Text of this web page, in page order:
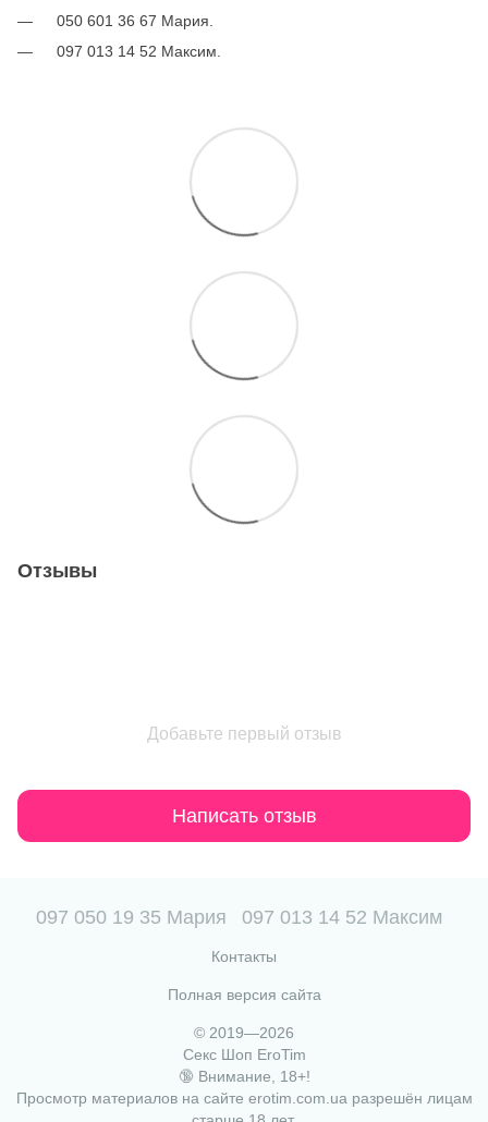
050 601 36 67 Мария.
097 013 14 52 Максим.
Отзывы
Добавьте первый отзыв
Написать отзыв
097 050 19 35 Мария 097 013 14 52 Максим
Контакты
Полная версия сайта
© 2019—2026
Секс Шоп EroTim
🔞 Внимание, 18+!
Просмотр материалов на сайте erotim.com.ua разрешён лицам